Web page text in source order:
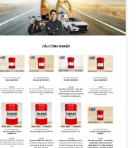
XEM THỬ